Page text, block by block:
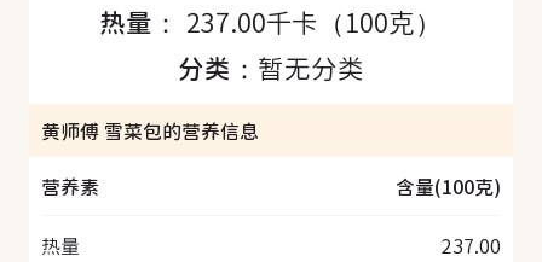
热量： 237.00千卡（100克）
分类： 暂无分类
黄师傅 雪菜包的营养信息
营养素
含量(100克)
热量 237.00